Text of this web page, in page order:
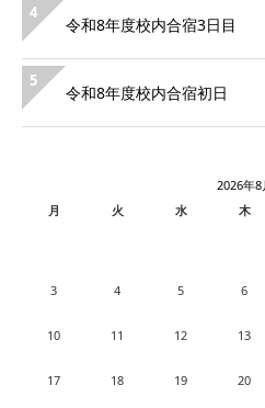
4
令和8年度校内合宿3日目
5
令和8年度校内合宿初日
2026年8
月
火 水 木
3 4 5 6
10 11 12 13
17 18 19 20